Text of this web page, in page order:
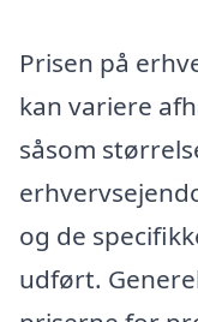
Prisen på
kan variere
såsom
og de
udført.